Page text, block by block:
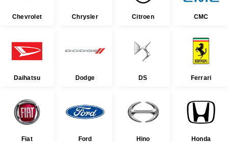
Chevrolet Chrysler Citroen CMC
Daihatsu Dodge DS Ferrari
Fiat Ford Hino Honda